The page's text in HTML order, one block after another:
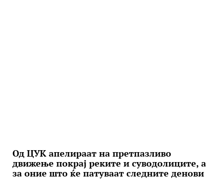
Од ЦУК апелираат на претпазливо
движење покрај реките и суводолиците, а
за оние што ќе патуваат следните денови